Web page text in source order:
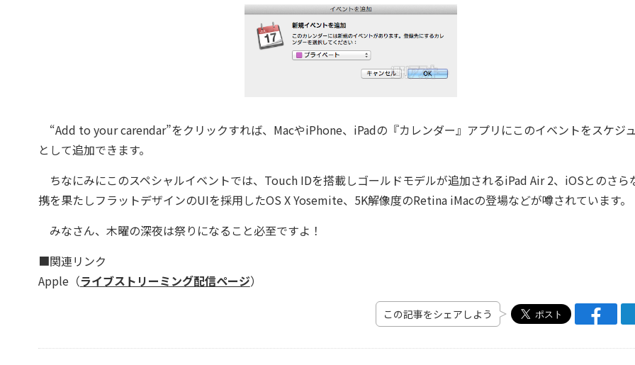
“Add to your carendar”をクリックすれば、MacやiPhone、iPadの『カレンダー』アプリにこのイベントをスケジ
として追加できます。
ちなにみにこのスペシャルイベントでは、Touch IDを搭載しゴールドモデルが追加されるiPad Air 2、iOSとのさら
携を果たしフラットデザインのUIを採用したOS X Yosemite、5K解像度のRetina iMacの登場などが噂されています。
みなさん、木曜の深夜は祭りになること必至ですよ！
■関連リンク
Apple（ライブストリーミング配信ページ）
この記事をシェアしよう